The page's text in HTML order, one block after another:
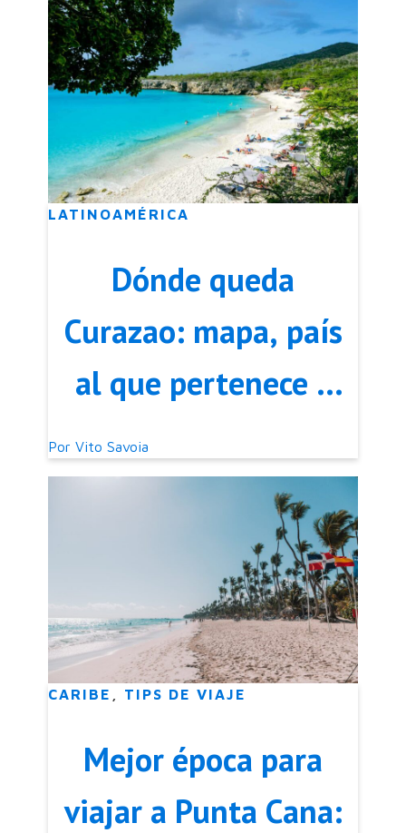
LATINOAMÉRICA
Dónde queda
Curazao: mapa, país
al que pertenece y
cómo llegar
Por Vito Savoia
CARIBE TIPS DE VIAJE
Mejor época para
viajar a Punta Cana: